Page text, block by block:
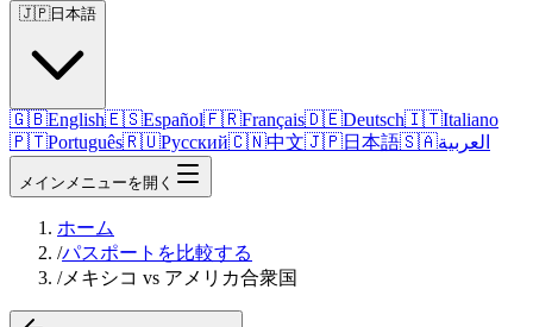
🇯🇵日本語
🇬🇧English🇪🇸Español🇫🇷Français🇩🇪Deutsch🇮🇹Italiano
🇵🇹Português🇷🇺Русский🇨🇳中文🇯🇵日本語🇸🇦العربية
メインメニューを開く
ホーム
/パスポートを比較する
/メキシコ vs アメリカ合衆国